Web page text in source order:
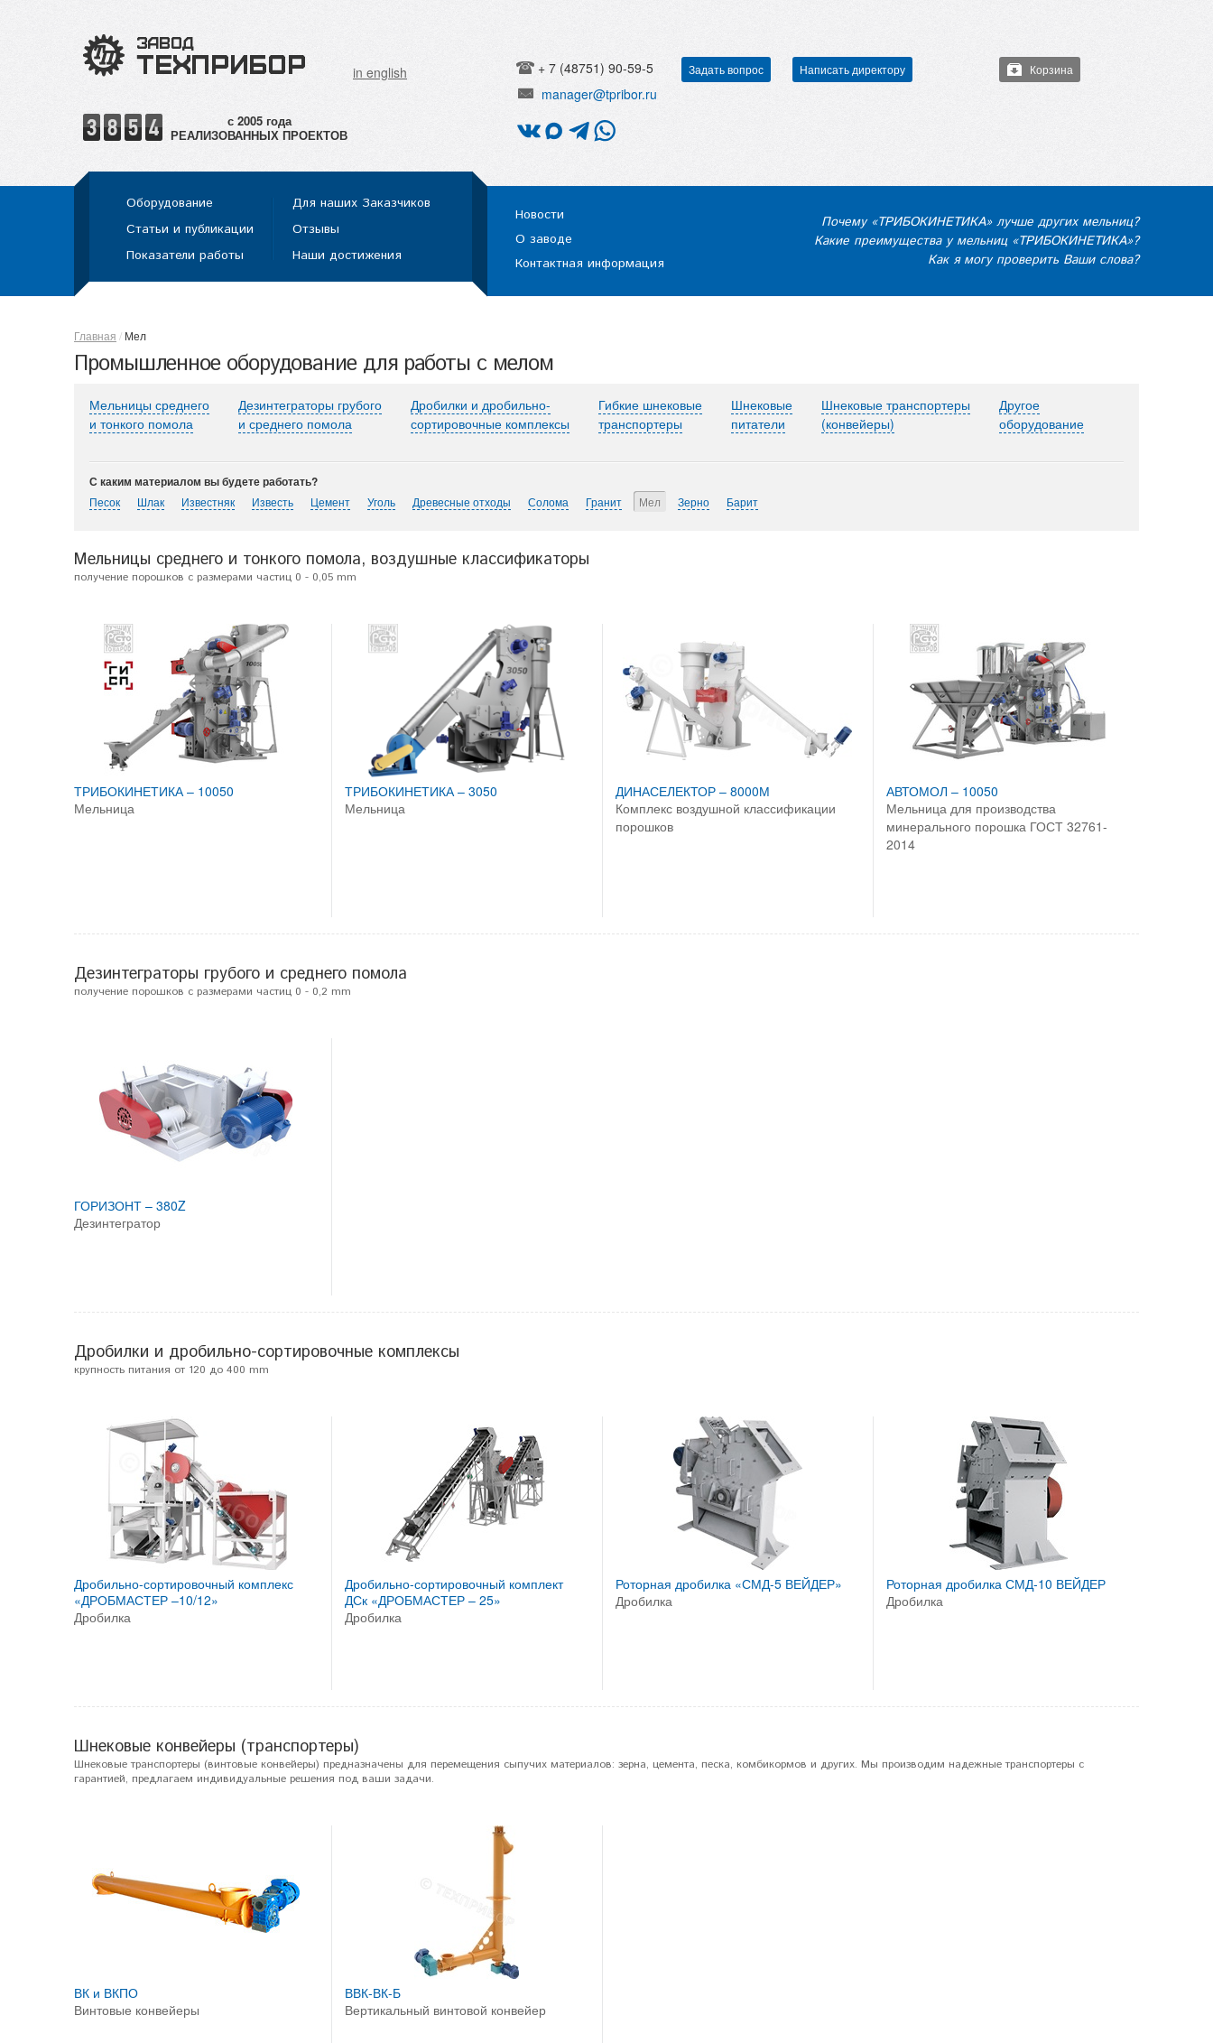
in english + 7 (48751) 90-59-5 Задать вопрос Написать директору
manager@tpribor.ru
Корзина
РЕАЛИЗОВАННЫХ ПРОЕКТОВ
Оборудование
Статьи и публикации
Показатели работы
Для наших Заказчиков
Отзывы
Наши достижения
Новости
О заводе
Контактная информация
Почему «ТРИБОКИНЕТИКА» лучше других мельниц?
Какие преимущества у мельниц «ТРИБОКИНЕТИКА»?
Как я могу проверить Ваши слова?
Главная Мел
Промышленное оборудование для работы с мелом
Мельницы среднего
и тонкого помола
Дезинтеграторы грубого
и среднего помола
Дробилки и дробильно-
сортировочные комплексы
Гибкие шнековые
транспортеры
Шнековые
питатели
Шнековые транспортеры
(конвейеры)
Другое
оборудование
С каким материалом вы будете работать?
Песок Шлак Известняк Известь Цемент Уголь Древесные отходы Солома Гранит Мел Зерно Барит
Мельницы среднего и тонкого помола, воздушные классификаторы
получение порошков с размерами частиц 0 - 0,05 mm
ТРИБОКИНЕТИКА – 10050
Мельница
ТРИБОКИНЕТИКА – 3050
Мельница
ДИНАСЕЛЕКТОР – 8000М
Комплекс воздушной классификации
порошков
АВТОМОЛ – 10050
Мельница для производства
минерального порошка ГОСТ 32761-
2014
Дезинтеграторы грубого и среднего помола
получение порошков с размерами частиц 0 - 0,2 mm
ГОРИЗОНТ – 380Z
Дезинтегратор
Дробилки и дробильно-сортировочные комплексы
крупность питания от 120 до 400 mm
Дробильно-сортировочный комплекс
«ДРОБМАСТЕР –10/12»
Дробилка
Дробильно-сортировочный комплект
ДСк «ДРОБМАСТЕР – 25»
Дробилка
Роторная дробилка «СМД-5 ВЕЙДЕР»
Дробилка
Роторная дробилка СМД-10 ВЕЙДЕР
Дробилка
Шнековые конвейеры (транспортеры)
Шнековые транспортеры (винтовые конвейеры) предназначены для перемещения сыпучих материалов: зерна, цемента, песка, комбикормов и других. Мы производим надежные транспортеры с
гарантией, предлагаем индивидуальные решения под ваши задачи.
ВК и ВКПО
Винтовые конвейеры
ВВК-ВК-Б
Вертикальный винтовой конвейер